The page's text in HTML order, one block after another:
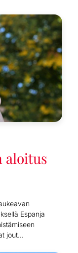
aloitus
Espanja
jout...